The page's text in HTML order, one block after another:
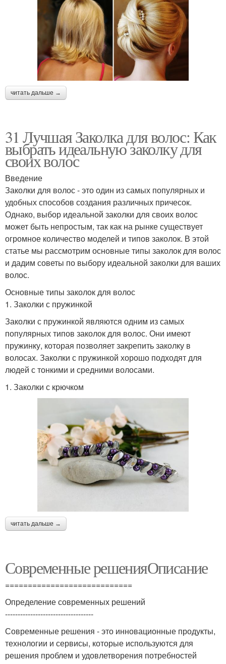
читать дальше →
31 Лучшая Заколка для волос: Как
выбрать идеальную заколку для
своих волос
Введение
Заколки для волос - это один из самых популярных и
удобных способов создания различных причесок.
Однако, выбор идеальной заколки для своих волос
может быть непростым, так как на рынке существует
огромное количество моделей и типов заколок. В этой
статье мы рассмотрим основные типы заколок для волос
и дадим советы по выбору идеальной заколки для ваших
волос.
Основные типы заколок для волос
1. Заколки с пружинкой
Заколки с пружинкой являются одним из самых
популярных типов заколок для волос. Они имеют
пружинку, которая позволяет закрепить заколку в
волосах. Заколки с пружинкой хорошо подходят для
людей с тонкими и средними волосами.
1. Заколки с крючком
читать дальше →
Современные решенияОписание
============================
Определение современных решений
-----------------------------------
Современные решения - это инновационные продукты,
технологии и сервисы, которые используются для
решения проблем и удовлетворения потребностей